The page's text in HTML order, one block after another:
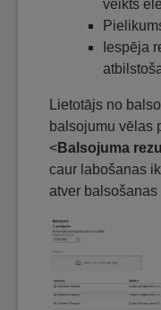
veikts
Iespēja
Lietotājs no
balsojumu vēlas
<Balsojuma
caur labošanas
atver balsošanas